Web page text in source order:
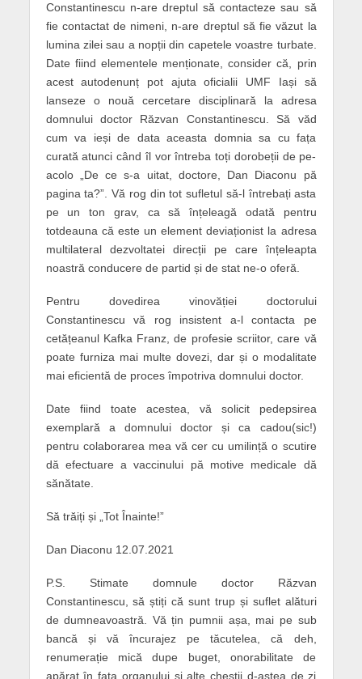
Constantinescu n-are dreptul să contacteze sau să
fie contactat de nimeni, n-are dreptul să fie văzut la
lumina zilei sau a nopții din capetele voastre turbate.
Date fiind elementele menționate, consider că, prin
acest autodenunț pot ajuta oficialii UMF Iași să
lanseze o nouă cercetare disciplinară la adresa
domnului doctor Răzvan Constantinescu. Să văd
cum va ieși de data aceasta domnia sa cu fața
curată atunci când îl vor întreba toți dorobeții de pe-
acolo „De ce s-a uitat, doctore, Dan Diaconu pă
pagina ta?”. Vă rog din tot sufletul să-l întrebați asta
pe un ton grav, ca să înțeleagă odată pentru
totdeauna că este un element deviaționist la adresa
multilateral dezvoltatei direcții pe care înțeleapta
noastră conducere de partid și de stat ne-o oferă.
Pentru dovedirea vinovăției doctorului
Constantinescu vă rog insistent a-l contacta pe
cetățeanul Kafka Franz, de profesie scriitor, care vă
poate furniza mai multe dovezi, dar și o modalitate
mai eficientă de proces împotriva domnului doctor.
Date fiind toate acestea, vă solicit pedepsirea
exemplară a domnului doctor și ca cadou(sic!)
pentru colaborarea mea vă cer cu umilință o scutire
dă efectuare a vaccinului pă motive medicale dă
sănătate.
Să trăiți și „Tot Înainte!”
Dan Diaconu 12.07.2021
P.S. Stimate domnule doctor Răzvan
Constantinescu, să știți că sunt trup și suflet alături
de dumneavoastră. Vă țin pumnii așa, mai pe sub
bancă și vă încurajez pe tăcutelea, că deh,
renumerație mică dupe buget, onorabilitate de
apărat în fața organului și alte chestii d-astea de zi